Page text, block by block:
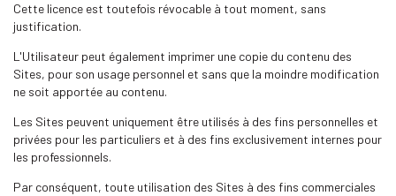
Cette licence est toutefois révocable à tout moment, sans
justification.
L'Utilisateur peut également imprimer une copie du contenu des
Sites, pour son usage personnel et sans que la moindre modification
ne soit apportée au contenu.
Les Sites peuvent uniquement être utilisés à des fins personnelles et
privées pour les particuliers et à des fins exclusivement internes pour
les professionnels.
Par conséquent, toute utilisation des Sites à des fins commerciales